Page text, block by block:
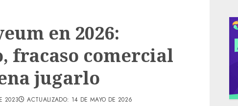
en 2026:
fracaso comercial
jugarlo
2023 ACTUALIZADO: 14 DE MAYO DE 2026